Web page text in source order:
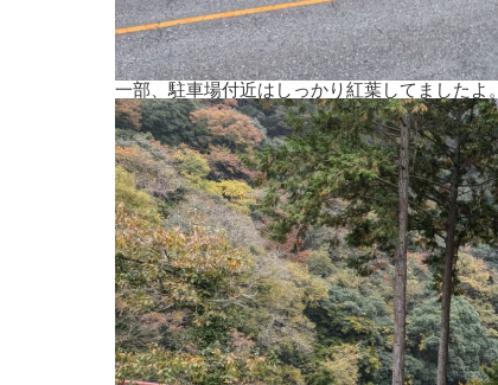
一部、駐車場付近はしっかり紅葉してましたよ。